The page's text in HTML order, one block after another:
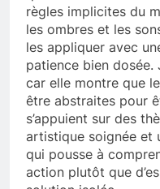
règles implicites du
les ombres et les
les appliquer avec
patience bien dosée.
car elle montre que
être abstraites pour
s’appuient sur des
artistique soignée et
qui pousse à
action plutôt que